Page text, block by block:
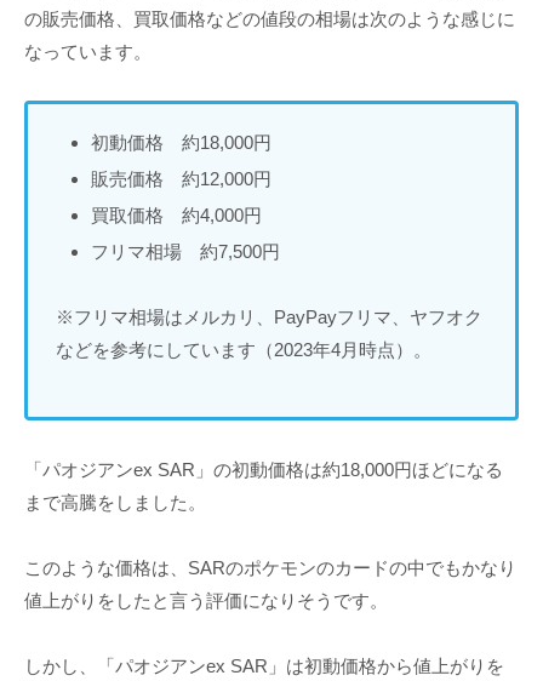
の販売価格、買取価格などの値段の相場は次のような感じに
なっています。
初動価格 約18,000円
販売価格 約12,000円
買取価格 約4,000円
フリマ相場 約7,500円
※フリマ相場はメルカリ、PayPayフリマ、ヤフオク
などを参考にしています（2023年4月時点）。
「パオジアンex SAR」の初動価格は約18,000円ほどになる
まで高騰をしました。
このような価格は、SARのポケモンのカードの中でもかなり
値上がりをしたと言う評価になりそうです。
しかし、「パオジアンex SAR」は初動価格から値上がりを